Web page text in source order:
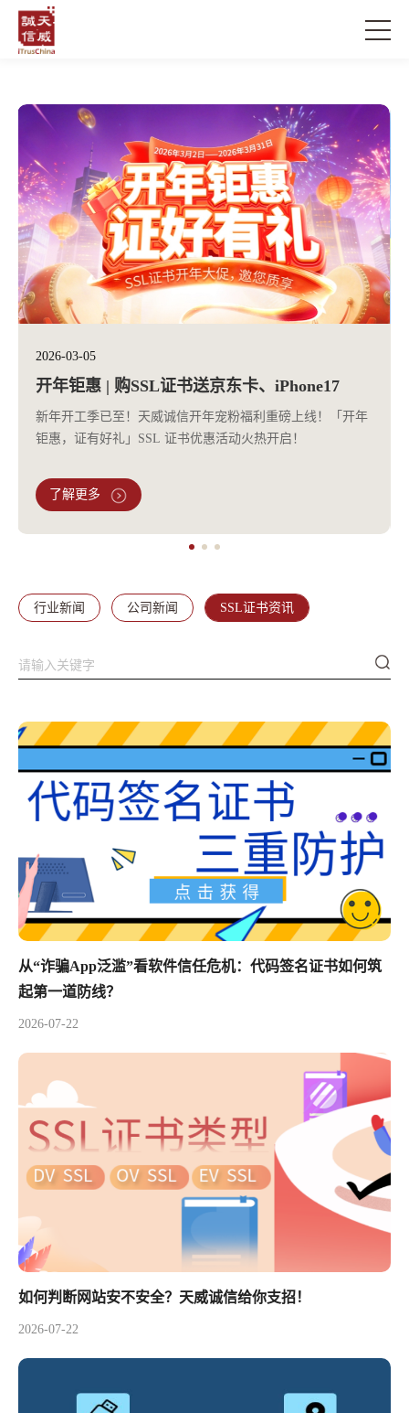
2026-03-05
开年钜惠 | 购SSL证书送京东卡、iPhone17
新年开工季已至！天威诚信开年宠粉福利重磅上线！「开年
钜惠，证有好礼」SSL 证书优惠活动火热开启！
了解更多
行业新闻 公司新闻 SSL证书资讯
从“诈骗App泛滥”看软件信任危机：代码签名证书如何筑
起第一道防线？
2026-07-22
如何判断网站安不安全？天威诚信给你支招！
2026-07-22